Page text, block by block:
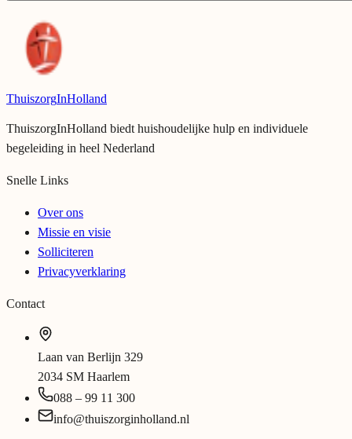
ThuiszorgInHolland
ThuiszorgInHolland biedt huishoudelijke hulp en individuele
begeleiding in heel Nederland
Snelle Links
Over ons
Missie en visie
Solliciteren
Privacyverklaring
Contact
Laan van Berlijn 329
2034 SM Haarlem
088 – 99 11 300
info@thuiszorginholland.nl